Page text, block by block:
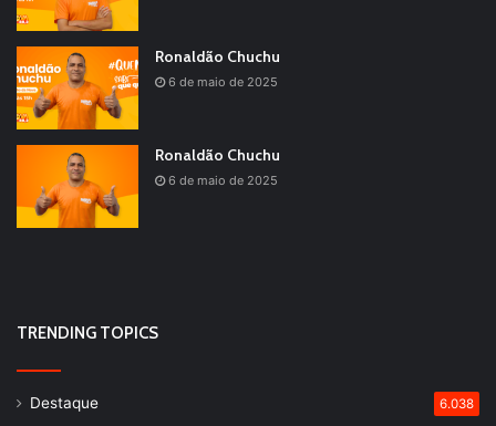
Ronaldão Chuchu
6 de maio de 2025
Ronaldão Chuchu
6 de maio de 2025
TRENDING TOPICS
Destaque 6.038